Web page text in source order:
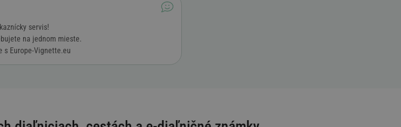
servis!
na jednom mieste.
s Europe-Vignette.eu